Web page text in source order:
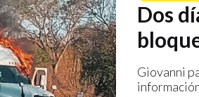
Dos
Giovanni